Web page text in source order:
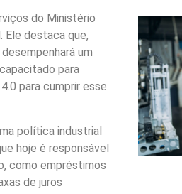
do Ministério
Ele destaca que,
um
para
para cumprir esse
política industrial
hoje é responsável
como empréstimos
de juros